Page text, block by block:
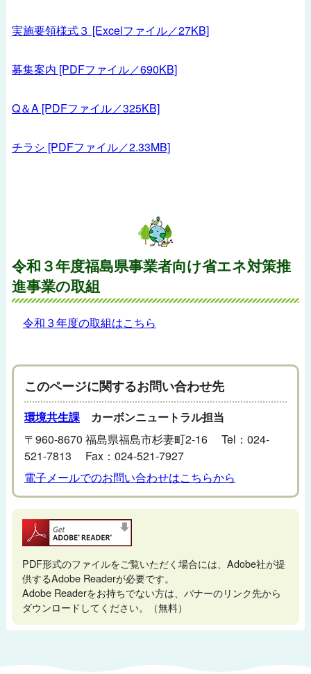
実施要領様式３ [Excelファイル／27KB]
募集案内 [PDFファイル／690KB]
Q＆A [PDFファイル／325KB]
チラシ [PDFファイル／2.33MB]
令和３年度福島県事業者向け省エネ対策推
進事業の取組
令和３年度の取組はこちら
このページに関するお問い合わせ先
環境共生課カーボンニュートラル担当
〒960-8670 福島県福島市杉妻町2-16 Tel：024-
521-7813 Fax：024-521-7927
電子メールでのお問い合わせはこちらから
PDF形式のファイルをご覧いただく場合には、Adobe社が提
供するAdobe Readerが必要です。
Adobe Readerをお持ちでない方は、バナーのリンク先から
ダウンロードしてください。（無料）